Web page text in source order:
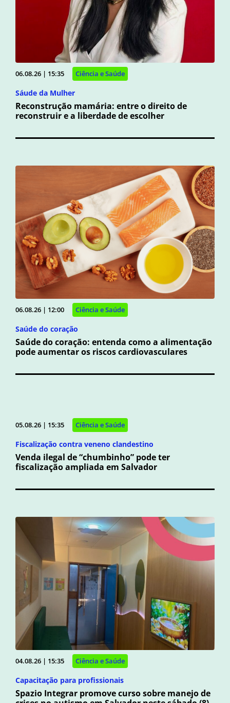
06.08.26 | 15:35 Ciência e Saúde
Sáude da Mulher
Reconstrução mamária: entre o direito de
reconstruir e a liberdade de escolher
06.08.26 | 12:00 Ciência e Saúde
Saúde do coração
Saúde do coração: entenda como a alimentação
pode aumentar os riscos cardiovasculares
05.08.26 | 15:35 Ciência e Saúde
Fiscalização contra veneno clandestino
Venda ilegal de “chumbinho” pode ter
fiscalização ampliada em Salvador
04.08.26 | 15:35 Ciência e Saúde
Capacitação para profissionais
Spazio Integrar promove curso sobre manejo de